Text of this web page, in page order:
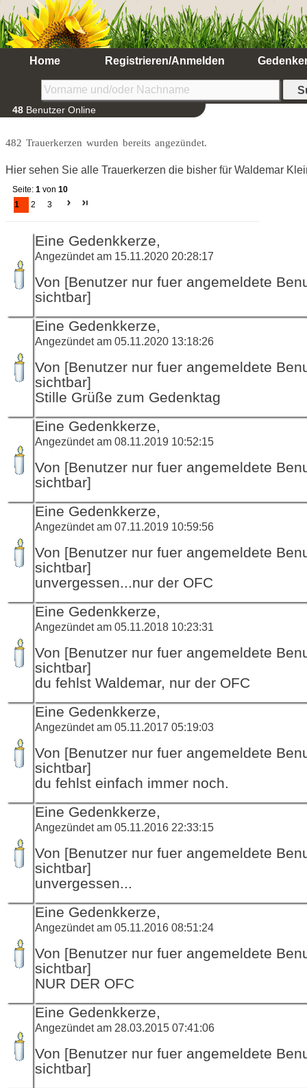
Home Registrieren/Anmelden
48 Benutzer Online
482 Trauerkerzen wurden bereits angezündet.
Hier sehen Sie alle Trauerkerzen die bisher für Waldemar
Seite: 1 von 10
1
2 3
Eine Gedenkkerze,
Angezündet am 15.11.2020 20:28:17
Von [Benutzer nur fuer angemeldete
sichtbar]
Eine Gedenkkerze,
Angezündet am 05.11.2020 13:18:26
Von [Benutzer nur fuer angemeldete
sichtbar]
Stille Grüße zum Gedenktag
Eine Gedenkkerze,
Angezündet am 08.11.2019 10:52:15
Von [Benutzer nur fuer angemeldete
sichtbar]
Eine Gedenkkerze,
Angezündet am 07.11.2019 10:59:56
Von [Benutzer nur fuer angemeldete
sichtbar]
unvergessen...nur der OFC
Eine Gedenkkerze,
Angezündet am 05.11.2018 10:23:31
Von [Benutzer nur fuer angemeldete
sichtbar]
du fehlst Waldemar, nur der OFC
Eine Gedenkkerze,
Angezündet am 05.11.2017 05:19:03
Von [Benutzer nur fuer angemeldete
sichtbar]
du fehlst einfach immer noch.
Eine Gedenkkerze,
Angezündet am 05.11.2016 22:33:15
Von [Benutzer nur fuer angemeldete
sichtbar]
unvergessen...
Eine Gedenkkerze,
Angezündet am 05.11.2016 08:51:24
Von [Benutzer nur fuer angemeldete
sichtbar]
NUR DER OFC
Eine Gedenkkerze,
Angezündet am 28.03.2015 07:41:06
Von [Benutzer nur fuer angemeldete
sichtbar]